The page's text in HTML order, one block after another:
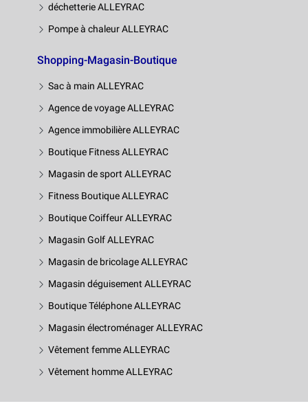
déchetterie ALLEYRAC
Pompe à chaleur ALLEYRAC
Shopping-Magasin-Boutique
Sac à main ALLEYRAC
Agence de voyage ALLEYRAC
Agence immobilière ALLEYRAC
Boutique Fitness ALLEYRAC
Magasin de sport ALLEYRAC
Fitness Boutique ALLEYRAC
Boutique Coiffeur ALLEYRAC
Magasin Golf ALLEYRAC
Magasin de bricolage ALLEYRAC
Magasin déguisement ALLEYRAC
Boutique Téléphone ALLEYRAC
Magasin électroménager ALLEYRAC
Vêtement femme ALLEYRAC
Vêtement homme ALLEYRAC